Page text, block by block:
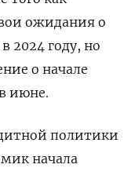
ожидания о
2024 году, но
о начале
июне.
политики
начала